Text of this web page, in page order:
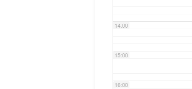
14:00
15:00
16:00